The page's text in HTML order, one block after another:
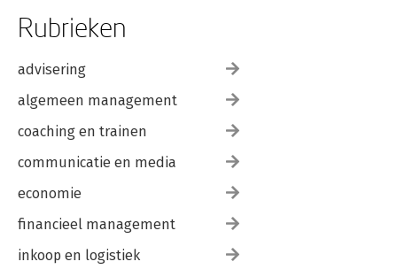
Wat je echt moet onthouden
Campagne geslaagd?
Maar wat nou als je campagne niet is geslaagd?
Project uitvoeren
Maak ambassadeurs van je funders
Wat je echt moet onthouden
Inspiratie
Over de auteur
Lees verder
Lees in dezelfde serie
Rubrieken
advisering
algemeen management
coaching en trainen
communicatie en media
economie
financieel management
inkoop en logistiek